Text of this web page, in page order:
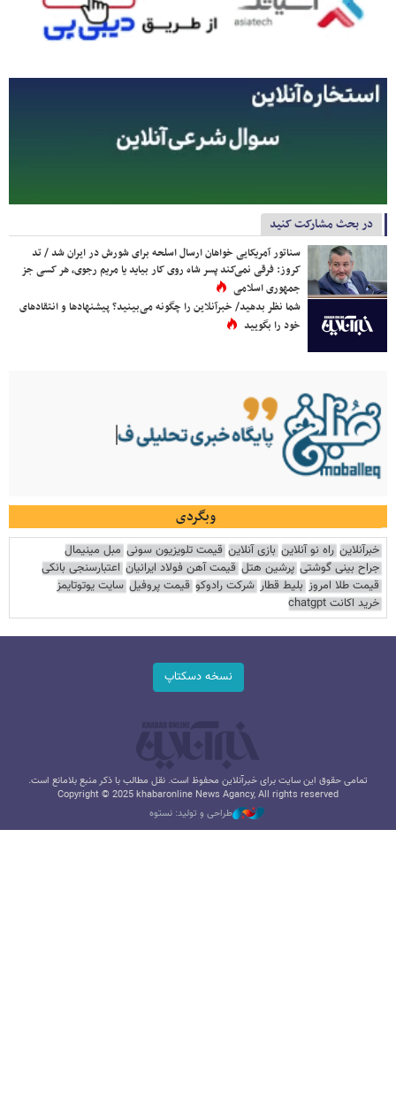
در بحث مشارکت کنید
سناتور آمریکایی خواهان ارسال اسلحه برای شورش در ایران شد / تد
کروز: فرقی نمی‌کند پسر شاه روی کار بیاید یا مریم رجوی، هر کسی جز
جمهوری اسلامی
شما نظر بدهید/ خبرآنلاین را چگونه می‌بینید؟ پیشنهادها و انتقادهای
خود را بگویید
وبگردی
خبرآنلاین راه نو آنلاین بازی آنلاین قیمت تلویزیون سونی مبل مینیمال
جراح بینی گوشتی پرشین هتل قیمت آهن فولاد ایرانیان اعتبارسنجی بانکی
قیمت طلا امروز بلیط قطار شرکت رادوکو قیمت پروفیل سایت یوتوتایمز
خرید اکانت chatgpt
نسخه دسکتاپ
تمامی حقوق این سایت برای خبرآنلاین محفوظ است. نقل مطالب با ذکر منبع بلامانع است.
Copyright © 2025 khabaronline News Agancy, All rights reserved
طراحی و تولید: نستوه